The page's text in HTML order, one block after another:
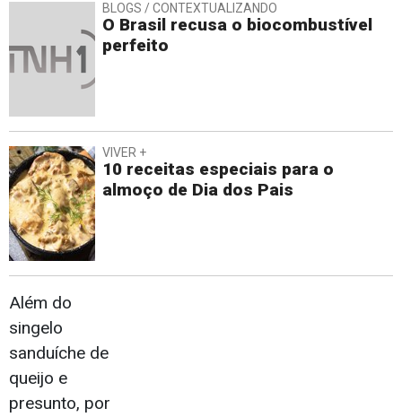
BLOGS / CONTEXTUALIZANDO
O Brasil recusa o biocombustível
perfeito
VIVER +
10 receitas especiais para o
almoço de Dia dos Pais
Além do
singelo
sanduíche de
queijo e
presunto, por